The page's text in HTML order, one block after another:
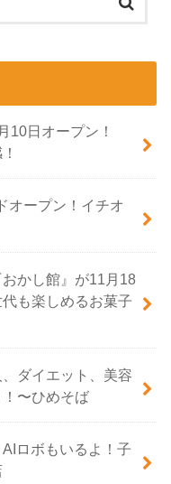
10日オープン！
オープン！イチオ
おかし館』が11月18
も楽しめるお菓子
ダイエット、美容
〜ひめそば
ロボもいるよ！子